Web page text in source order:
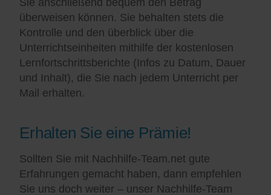
Sie anschließend bequem den Betrag
überweisen können. Sie behalten stets die
Kontrolle und den überblick über die
Unterrichtseinheiten mithilfe der kostenlosen
Lernfortschrittsberichte (Infos zu Datum, Dauer
und Inhalt), die Sie nach jedem Unterricht per
Mail erhalten.
Erhalten Sie eine Prämie!
Sollten Sie mit Nachhilfe-Team.net gute
Erfahrungen gemacht haben, dann empfehlen
Sie uns doch weiter – unser Nachhilfe-Team